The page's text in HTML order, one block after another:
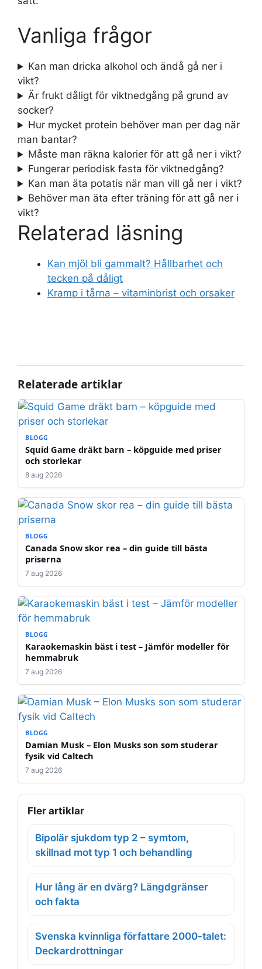
Vanliga frågor
Kan man dricka alkohol och ändå gå ner i
vikt?
Är frukt dåligt för viktnedgång på grund av
socker?
Hur mycket protein behöver man per dag när
man bantar?
Måste man räkna kalorier för att gå ner i vikt?
Fungerar periodisk fasta för viktnedgång?
Kan man äta potatis när man vill gå ner i vikt?
Behöver man äta efter träning för att gå ner i
vikt?
Relaterad läsning
Kan mjöl bli gammalt? Hållbarhet och
tecken på dåligt
Kramp i tårna – vitaminbrist och orsaker
Relaterade artiklar
BLOGG
Squid Game dräkt barn – köpguide med priser
och storlekar
8 aug 2026
BLOGG
Canada Snow skor rea – din guide till bästa
priserna
7 aug 2026
BLOGG
Karaokemaskin bäst i test – Jämför modeller för
hemmabruk
7 aug 2026
BLOGG
Damian Musk – Elon Musks son som studerar
fysik vid Caltech
7 aug 2026
Fler artiklar
Bipolär sjukdom typ 2 – symtom,
skillnad mot typ 1 och behandling
Hur lång är en dvärg? Längdgränser
och fakta
Svenska kvinnliga författare 2000-talet:
Deckardrottningar